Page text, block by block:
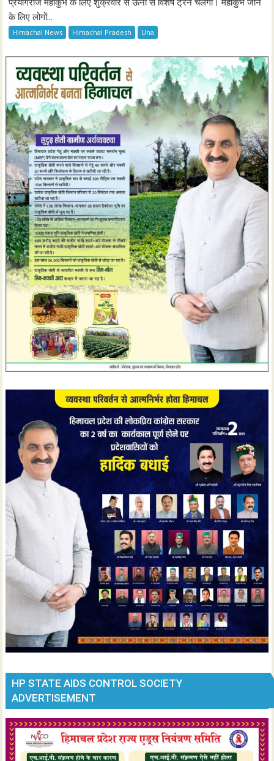
के लिए लोगों...
Himachal News Himachal Pradesh Una
HP STATE AIDS CONTROL SOCIETY
ADVERTISEMENT